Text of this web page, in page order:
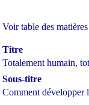
Voir table des
Titre
Totalement humain,
Sous-titre
Comment développer